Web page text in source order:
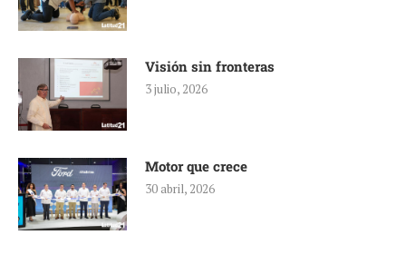
Visión sin fronteras
3 julio, 2026
Motor que crece
30 abril, 2026